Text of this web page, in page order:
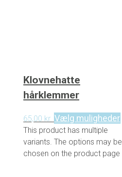
Klovnehatte
hårklemmer
65,00 kr. Vælg muligheder
This product has multiple
variants. The options may be
chosen on the product page